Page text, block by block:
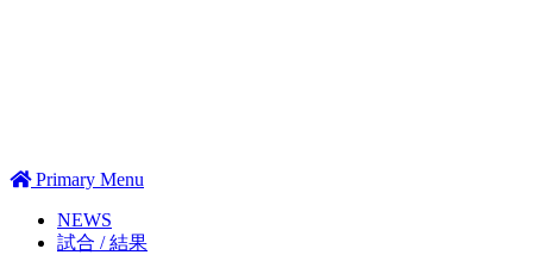
Primary Menu
NEWS
試合 / 結果